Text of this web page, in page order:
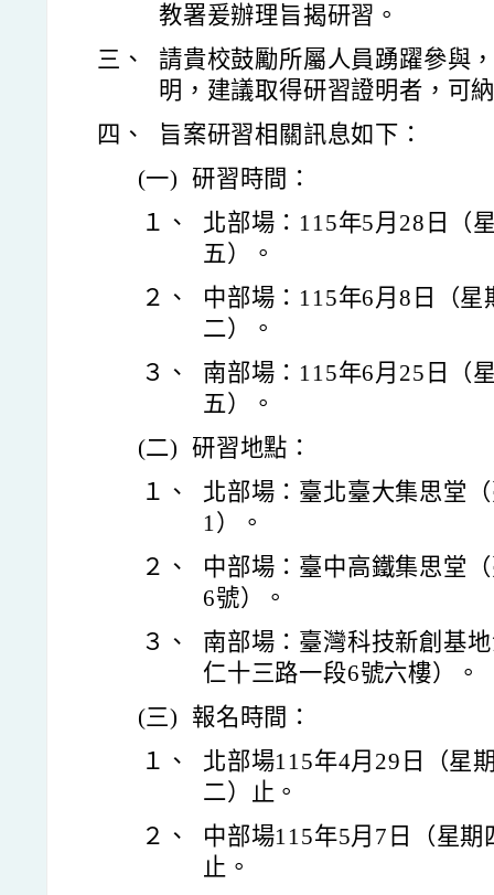
教署爰辦理旨揭研習。
三、
請貴校鼓勵所屬人員踴躍參與
明，建議取得研習證明者，可
四、
旨案研習相關訊息如下：
(一) 研習時間：
１、
北部場：115年5月28日（
五）。
２、
中部場：115年6月8日（
二）。
３、
南部場：115年6月25日（
五）。
(二) 研習地點：
１、
北部場：臺北臺大集思堂
1）。
２、
中部場：臺中高鐵集思堂
6號）。
３、
南部場：臺灣科技新創基
仁十三路一段6號六樓）。
(三)
報名時間：
１、
北部場115年4月29日（星
二）止。
２、
中部場115年5月7日（星
止。